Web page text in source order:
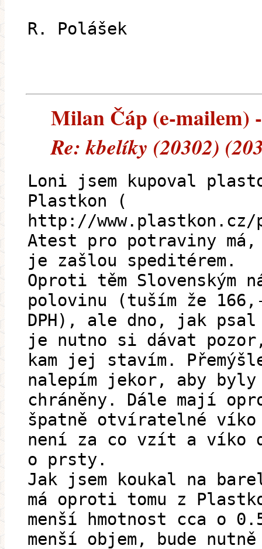
R. Polášek
Milan Čáp (e-mailem)
Re: kbelíky (20302)
Loni jsem kupoval
Plastkon (
http://
Atest pro potraviny
je zašlou speditérem.
Oproti těm Slovenským
polovinu (tuším že
DPH), ale dno, jak psal
je nutno si dávat
kam jej stavím.
nalepím jekor, aby
chráněny. Dále mají
špatně otvíratelné
není za co vzít a
o prsty.
Jak jsem koukal na
má oproti tomu z
menší hmotnost cca o
menší objem, bude nutně